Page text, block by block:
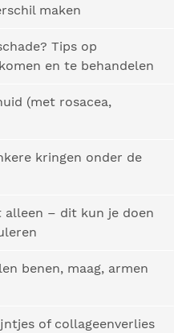
maken
Tips op
en te behandelen
(met rosacea,
kringen onder de
alleen – dit kun je doen
benen, maag, armen
of collageenverlies